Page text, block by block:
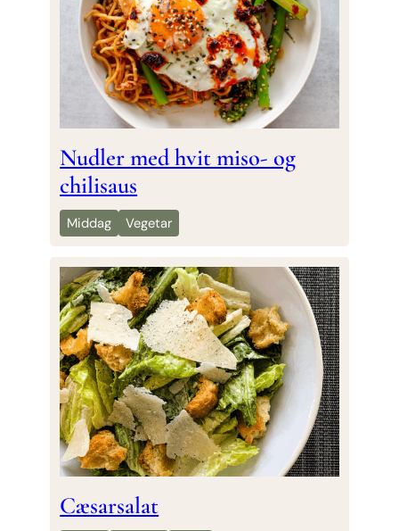
Nudler med hvit miso- og
chilisaus
Middag Vegetar
Cæsarsalat